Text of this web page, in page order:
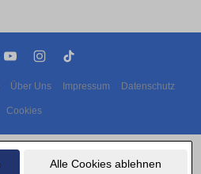
Alle Cookies ablehnen
Über Uns Impressum Datenschutz
Cookies